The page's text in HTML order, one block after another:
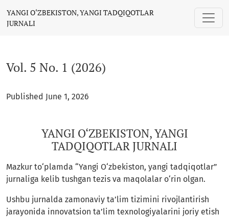
Vol. 5 No. 1 (2026): YANGI O‘ZBEKISTON, YANGI TADQIQOTLAR
YANGI O‘ZBEKISTON, YANGI TADQIQOTLAR
JURNALI
Vol. 5 No. 1 (2026)
Published June 1, 2026
YANGI O‘ZBEKISTON, YANGI
TADQIQOTLAR JURNALI
Mazkur to‘plamda “Yangi O‘zbekiston, yangi tadqiqotlar”
jurnaliga kelib tushgan tezis va maqolalar o‘rin olgan.
Ushbu jurnalda zamonaviy ta’lim tizimini rivojlantirish
jarayonida innovatsion ta’lim texnologiyalarini joriy etish